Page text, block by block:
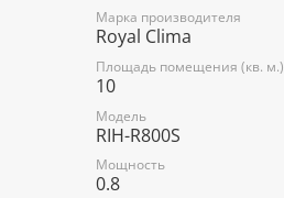
Марка производителя
Royal Clima
Площадь помещения (кв. м.)
10
Модель
RIH-R800S
Мощность
0.8